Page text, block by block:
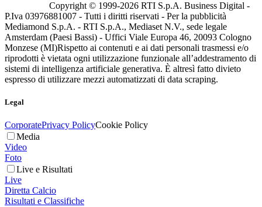
Copyright © 1999-2026 RTI S.p.A. Business Digital -
P.Iva 03976881007 - Tutti i diritti riservati - Per la pubblicità
Mediamond S.p.A. - RTI S.p.A., Mediaset N.V., sede legale
Amsterdam (Paesi Bassi) - Uffici Viale Europa 46, 20093 Cologno
Monzese (MI)Rispetto ai contenuti e ai dati personali trasmessi e/o
riprodotti è vietata ogni utilizzazione funzionale all’addestramento di
sistemi di intelligenza artificiale generativa. È altresì fatto divieto
espresso di utilizzare mezzi automatizzati di data scraping.
Legal
CorporatePrivacy PolicyCookie Policy
Media
Video
Foto
Live e Risultati
Live
Diretta Calcio
Risultati e Classifiche